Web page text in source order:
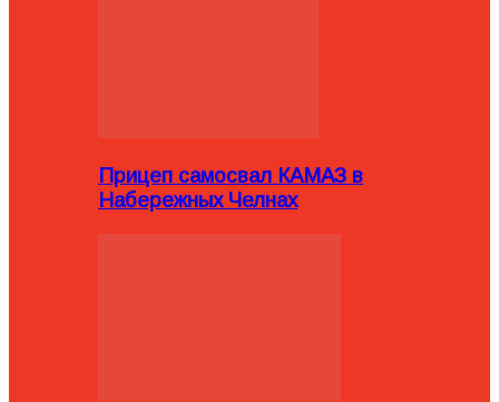
Прицеп самосвал КАМАЗ в
Набережных Челнах